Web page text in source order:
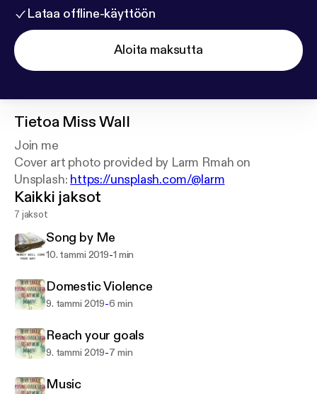
Lataa offline-käyttöön
Aloita maksutta
Tietoa Miss Wall
Join me
Cover art photo provided by Larm Rmah on
Unsplash: https://unsplash.com/@larm
Kaikki jaksot
7 jaksot
Song by Me
10. tammi 2019-1 min
Domestic Violence
9. tammi 2019-6 min
Reach your goals
9. tammi 2019-7 min
Music